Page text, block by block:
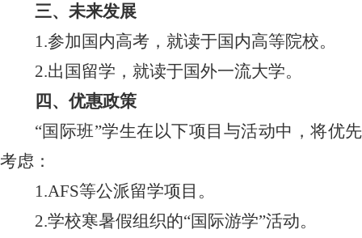
三、未来发展
1.参加国内高考，就读于国内高等院校。
2.出国留学，就读于国外一流大学。
四、优惠政策
“国际班”学生在以下项目与活动中，将优先
考虑：
1.AFS等公派留学项目。
2.学校寒暑假组织的“国际游学”活动。